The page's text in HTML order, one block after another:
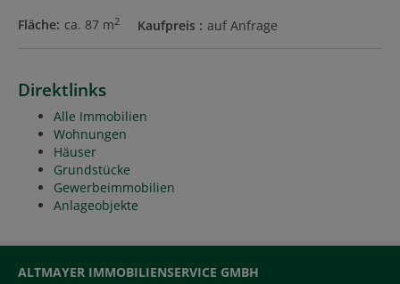
Fläche ca. 87 m2 Kaufpreis auf Anfrage
Direktlinks
Alle Immobilien
Wohnungen
Häuser
Grundstücke
Gewerbeimmobilien
Anlageobjekte
ALTMAYER IMMOBILIENSERVICE GMBH